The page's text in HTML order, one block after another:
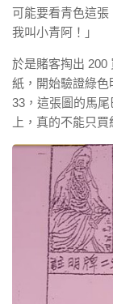
可能要看青色這張
我叫小青阿！」
於是賭客掏出 200
紙，開始驗證綠
33，這張圖的馬
上，真的不能只